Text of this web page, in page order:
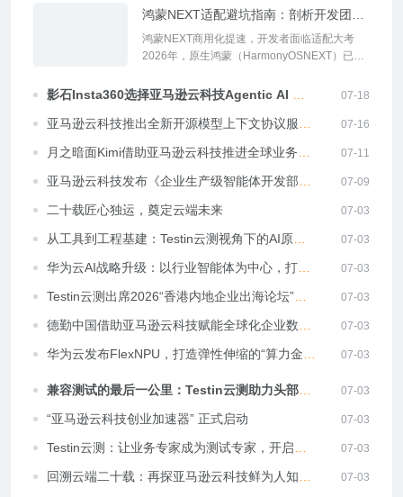
前沿领域，招募规模达60-80家。加速器旨在帮
助初创企业精准定位业务场景，高效构建。...
鸿蒙NEXT适配避坑指南：剖析开发团队
最易忽视的技术盲区
鸿蒙NEXT商用化提速，开发者面临适配大考
2026年，原生鸿蒙（HarmonyOSNEXT）已从
示，截至2026年4月，搭载HarmonyOSNEXT
过15万台。。...
影石Insta360选择亚马逊云科技Agentic AI 正
式发布一站式智能成片应用
07-18
亚马逊云科技推出全新开源模型上下文协议服务
器，助科学家快速获取研究数据
07-16
月之暗面Kimi借助亚马逊云科技推进全球业务发
展
07-11
亚马逊云科技发布《企业生产级智能体开发部署
指南》
07-09
二十载匠心独运，奠定云端未来 07-03
从工具到工程基建：Testin云测视角下的AI原生
质量体系演进
07-03
华为云AI战略升级：以行业智能体为中心，打造
企业级AI创新“黑土地”
07-03
Testin云测出席2026“香港内地企业出海论坛”，
AI测试赋能金融科技引发热议
07-03
德勤中国借助亚马逊云科技赋能全球化企业数智
化升级 实现业务创新与增长
07-03
华为云发布FlexNPU，打造弹性伸缩的“算力金箍
棒”
07-03
兼容测试的最后一公里：Testin云测助力头部企
业破解设备覆盖与维护成本难题
07-03
“亚马逊云科技创业加速器” 正式启动 07-03
Testin云测：让业务专家成为测试专家，开启自
动化测试新纪元
07-03
回溯云端二十载：再探亚马逊云科技鲜为人知的
07-03